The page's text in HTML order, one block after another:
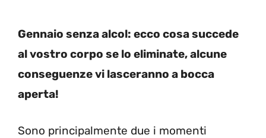
Gennaio senza alcol: ecco cosa succede
al vostro corpo se lo eliminate, alcune
conseguenze vi lasceranno a bocca
aperta!
Sono principalmente due i momenti